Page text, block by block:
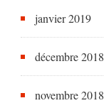
janvier 2019
décembre 2018
novembre 2018